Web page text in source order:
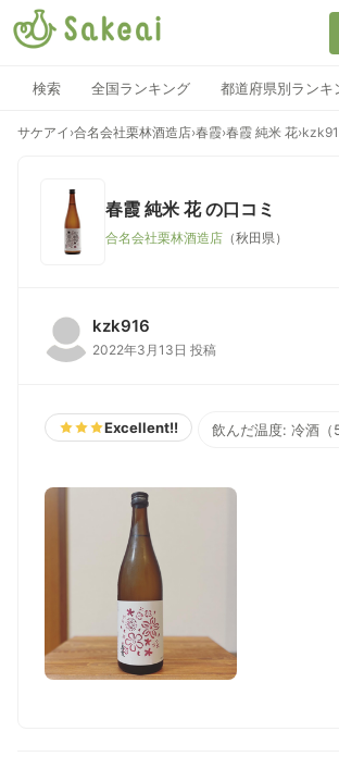
検索 全国ランキング 都道府県別ランキ
サケアイ ›合名会社栗林酒造店›春霞›春霞 純米 花›
春霞 純米 花の口コミ
合名会社栗林酒造店 （秋田県）
kzk916
2022年3月13日 投稿
Excellent!! 飲んだ温度: 冷酒（